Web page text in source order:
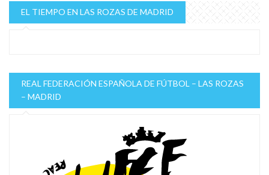
EL TIEMPO EN LAS ROZAS DE MADRID
REAL FEDERACIÓN ESPAÑOLA DE FÚTBOL – LAS ROZAS
– MADRID